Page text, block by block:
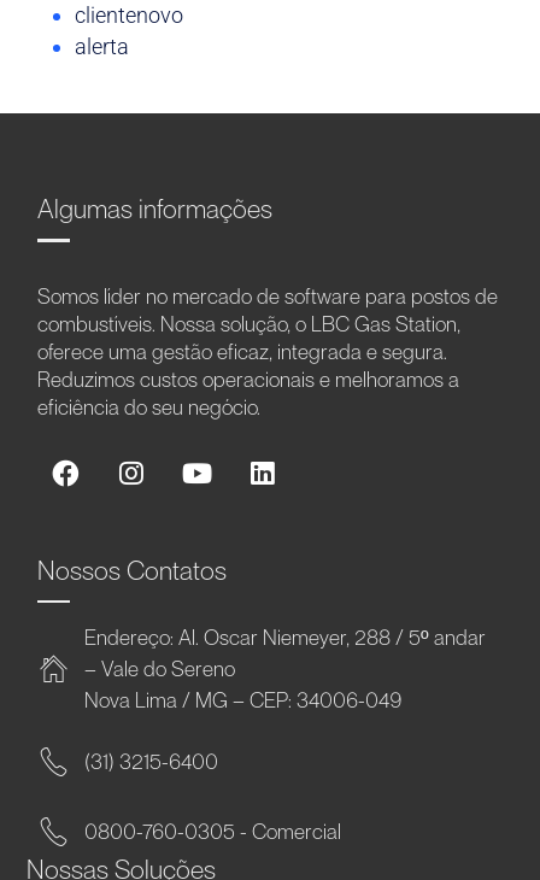
clientenovo
alerta
Algumas informações
Somos líder no mercado de software para postos de
combustíveis. Nossa solução, o LBC Gas Station,
oferece uma gestão eficaz, integrada e segura.
Reduzimos custos operacionais e melhoramos a
eficiência do seu negócio.
Nossos Contatos
Endereço: Al. Oscar Niemeyer, 288 / 5º andar
– Vale do Sereno
Nova Lima / MG – CEP: 34006-049
(31) 3215-6400
0800-760-0305 - Comercial
Nossas Soluções